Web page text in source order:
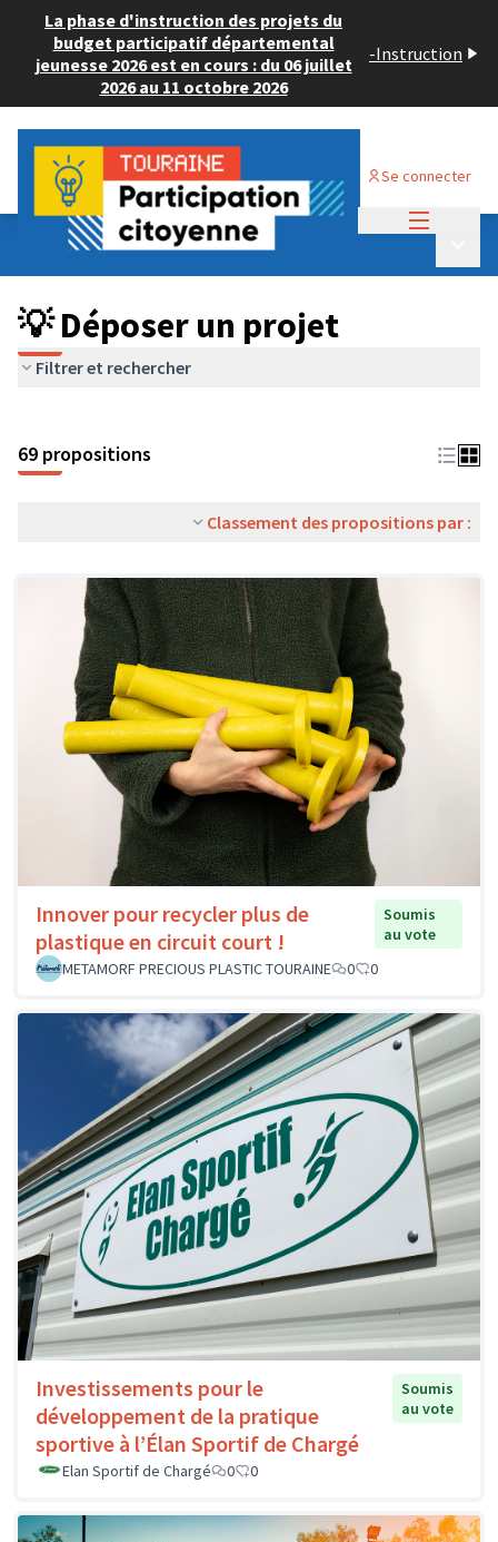
La phase d'instruction des projets du
budget participatif départemental
jeunesse 2026 est en cours : du 06 juillet
2026 au 11 octobre 2026
-Instruction
Se connecter
Budget Participatif ADULTE 2024
💡 Déposer un projet
💡 Déposer un projet
Filtrer et rechercher
69 propositions
Classement des propositions par :
Innover pour recycler plus de
plastique en circuit court !
Soumis
au vote
METAMORF PRECIOUS PLASTIC TOURAINE
0 0
Investissements pour le
développement de la pratique
sportive à l’Élan Sportif de Chargé
Soumis
au vote
Elan Sportif de Chargé 0 0